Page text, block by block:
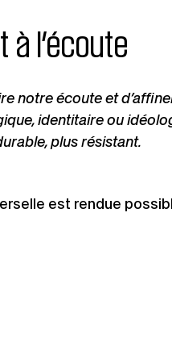
l’écoute
notre écoute et
identitaire ou
plus résistant.
est rendue